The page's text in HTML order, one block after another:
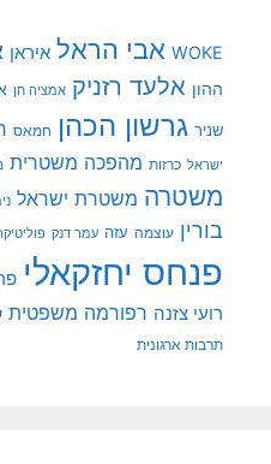
WOKE אבי הראל איראן
ההון אלעד רזניק אמציה חן
שניר גרשון הכהן חמאס
ישראל כרזות מהפכה משטרית
משטרה משטרת ישראל
בורין עוצמה עזה עמר דנק
פנחס יחזקאלי
רועי צזנה רפורמה משפטית
תרבות ארגונית